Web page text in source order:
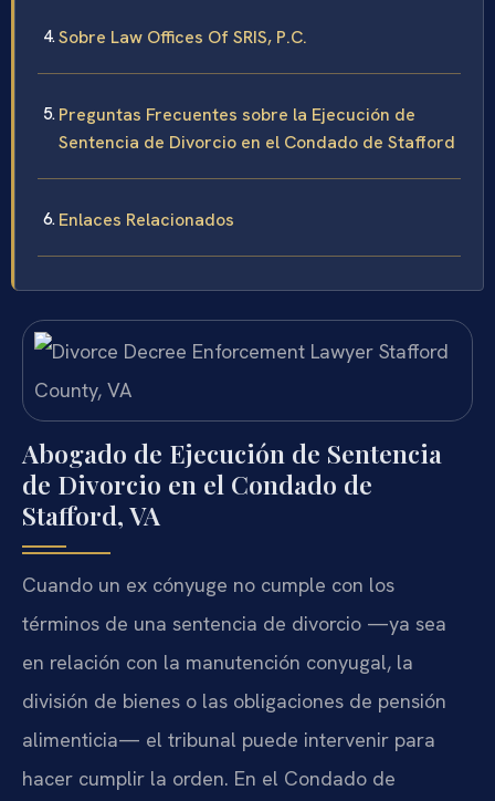
Sobre Law Offices Of SRIS, P.C.
Preguntas Frecuentes sobre la Ejecución de
Sentencia de Divorcio en el Condado de Stafford
Enlaces Relacionados
Abogado de Ejecución de Sentencia
de Divorcio en el Condado de
Stafford, VA
Cuando un ex cónyuge no cumple con los
términos de una sentencia de divorcio —ya sea
en relación con la manutención conyugal, la
división de bienes o las obligaciones de pensión
alimenticia— el tribunal puede intervenir para
hacer cumplir la orden. En el Condado de